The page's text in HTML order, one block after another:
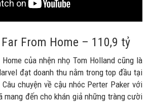
From Home – 110,9 tỷ
Home của nhện nhọ Tom Holland cũng là
đạt doanh thu nằm trong top đầu tại
chuyện về cậu nhóc Perter Paker với
mang đến cho khán giả những tràng cười